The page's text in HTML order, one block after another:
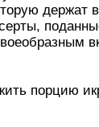
держат
порцию